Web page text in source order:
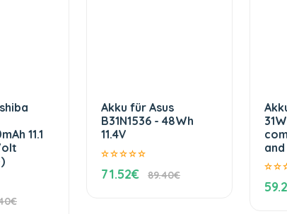
11.1
Akku für Asus
B31N1536 - 48Wh
11.4V
71.52€ 89.40€
and